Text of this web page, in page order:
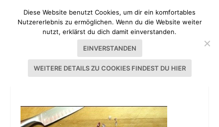
20130525-001643.JPG
Diese Website benutzt Cookies, um dir ein komfortables
Nutzererlebnis zu ermöglichen. Wenn du die Website weiter
nutzt, erklärst du dich damit einverstanden.
EINVERSTANDEN
WEITERE DETAILS ZU COOKIES FINDEST DU HIER